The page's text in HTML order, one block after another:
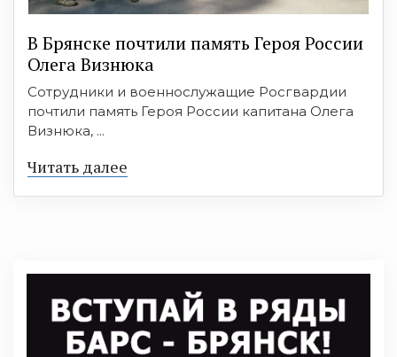
В Брянске почтили память Героя России
Олега Визнюка
Сотрудники и военнослужащие Росгвардии
почтили память Героя России капитана Олега
Визнюка, ...
Читать далее